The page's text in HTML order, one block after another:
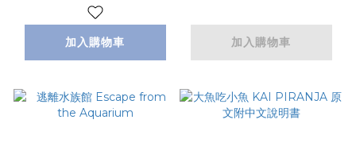
加入購物車 加入購物車